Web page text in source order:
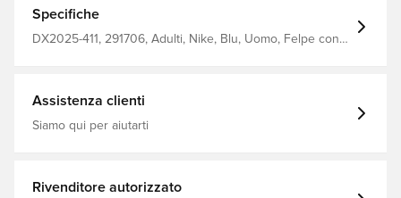
vestibilità aderente che rimane dove deve essere Il collo
alto aiuta a tenere lontano il vento freddo, mentre i
cordoncini consentono di regolare il cappuccio per una
Specifiche
DX2025-411, 291706, Adulti, Nike, Blu, Uomo, Felpe con
Assistenza clienti
Siamo qui per aiutarti
Rivenditore autorizzato